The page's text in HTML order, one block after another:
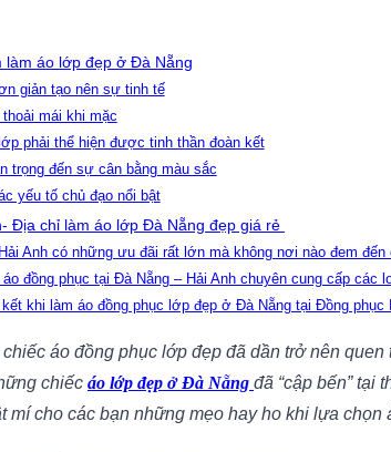
làm áo lớp đẹp ở Đà Nẵng
giản tạo nên sự tinh tế
mái khi mặc
phải thể hiện được tinh thần đoàn kết
trọng đến sự cân bằng màu sắc
yếu tố chủ đạo nổi bật
Địa chỉ làm áo lớp Đà Nẵng đẹp giá rẻ
Anh có những ưu đãi rất lớn mà không nơi nào đem đến
đồng phục tại Đà Nẵng – Hải Anh chuyên cung cấp các
khi làm áo đồng phục lớp đẹp ở Đà Nẵng tại Đồng phục
áo đồng phục lớp đẹp đã dần trở nên
chiếc áo lớp đẹp ở Đà Nẵng đã “cập bến” tại
mí cho các bạn những mẹo hay ho khi lựa